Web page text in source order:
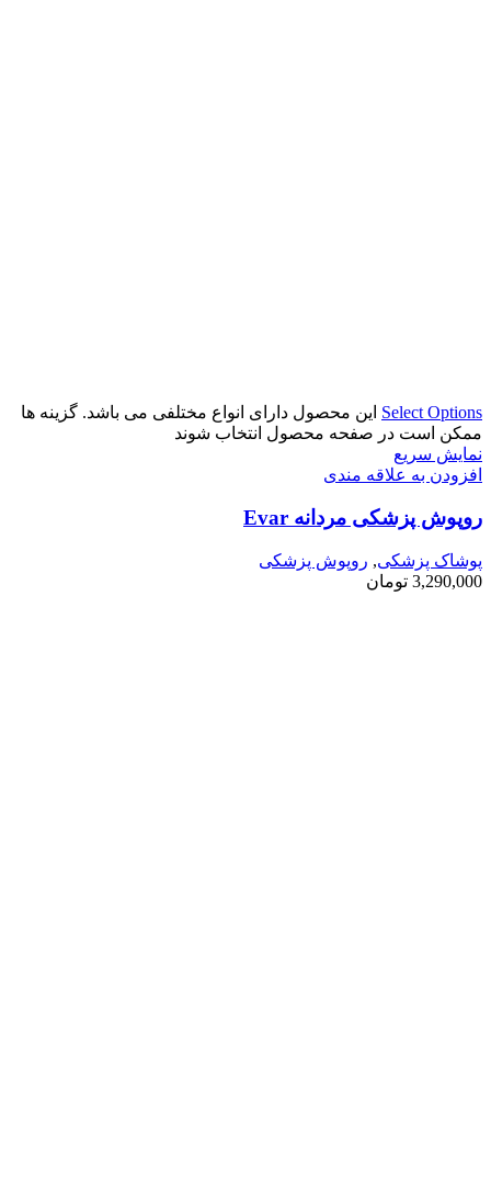
Select Options این محصول دارای انواع مختلفی می باشد. گزینه ها
ممکن است در صفحه محصول انتخاب شوند
نمایش سریع
افزودن به علاقه مندی
روپوش پزشکی مردانه Evar
پوشاک پزشکی, روپوش پزشکی
3,290,000 تومان